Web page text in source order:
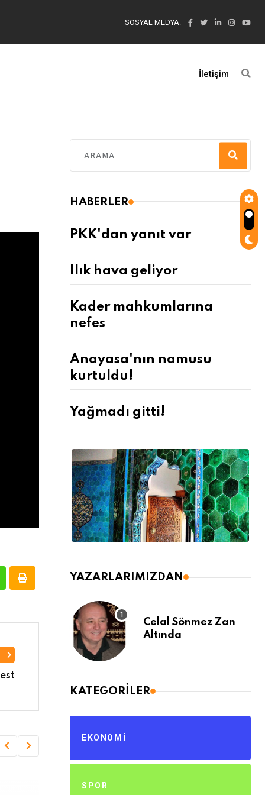
SOSYAL MEDYA:
İletişim
HABERLER
PKK'dan yanıt var
Ilık hava geliyor
Kader mahkumlarına
nefes
Anayasa'nın namusu
kurtuldu!
Yağmadı gitti!
YAZARLARIMIZDAN
Celal Sönmez Zan
Altında
KATEGORILER
EKONOMI
SPOR